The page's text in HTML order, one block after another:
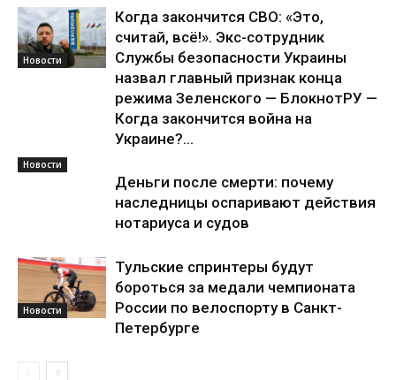
Новости
Когда закончится СВО: «Это,
считай, всё!». Экс-сотрудник
Службы безопасности Украины
назвал главный признак конца
режима Зеленского — БлокнотРУ —
Когда закончится война на
Украине?...
Новости
Деньги после смерти: почему
наследницы оспаривают действия
нотариуса и судов
Новости
Тульские спринтеры будут
бороться за медали чемпионата
России по велоспорту в Санкт-
Петербурге